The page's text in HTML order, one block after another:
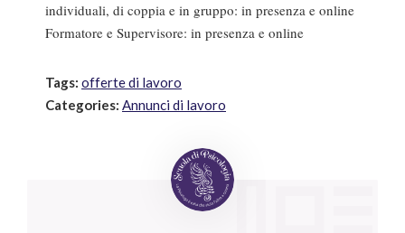
individuali, di coppia e in gruppo: in presenza e online
Formatore e Supervisore: in presenza e online
Tags: offerte di lavoro
Categories: Annunci di lavoro